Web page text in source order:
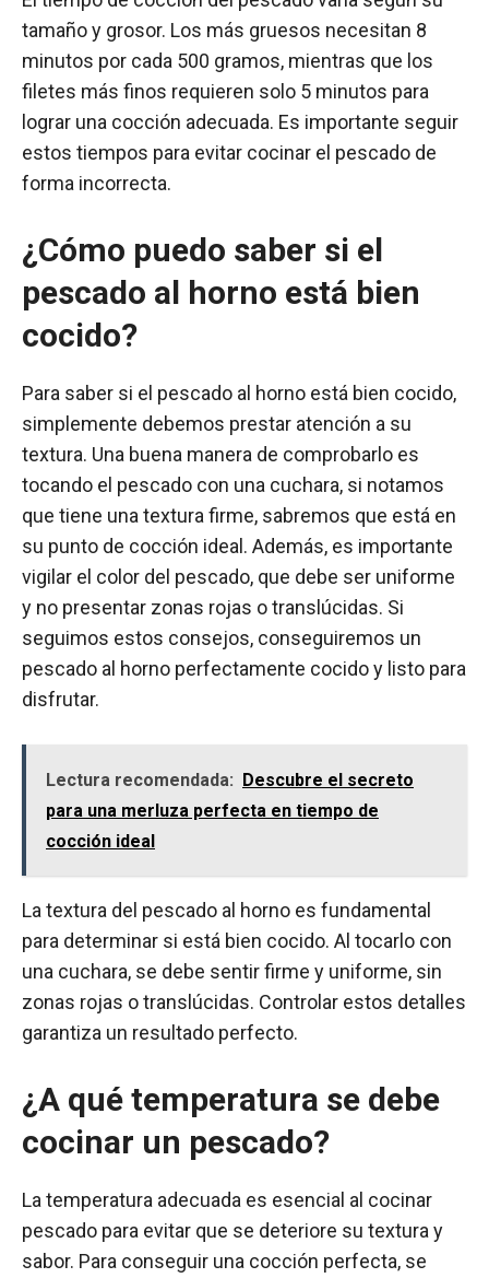
tamaño y grosor. Los más gruesos necesitan 8
minutos por cada 500 gramos, mientras que los
filetes más finos requieren solo 5 minutos para
lograr una cocción adecuada. Es importante seguir
estos tiempos para evitar cocinar el pescado de
forma incorrecta.
¿Cómo puedo saber si el
pescado al horno está bien
cocido?
Para saber si el pescado al horno está bien cocido,
simplemente debemos prestar atención a su
textura. Una buena manera de comprobarlo es
tocando el pescado con una cuchara, si notamos
que tiene una textura firme, sabremos que está en
su punto de cocción ideal. Además, es importante
vigilar el color del pescado, que debe ser uniforme
y no presentar zonas rojas o translúcidas. Si
seguimos estos consejos, conseguiremos un
pescado al horno perfectamente cocido y listo para
disfrutar.
Lectura recomendada: Descubre el secreto
para una merluza perfecta en tiempo de
cocción ideal
La textura del pescado al horno es fundamental
para determinar si está bien cocido. Al tocarlo con
una cuchara, se debe sentir firme y uniforme, sin
zonas rojas o translúcidas. Controlar estos detalles
garantiza un resultado perfecto.
¿A qué temperatura se debe
cocinar un pescado?
La temperatura adecuada es esencial al cocinar
pescado para evitar que se deteriore su textura y
sabor. Para conseguir una cocción perfecta, se